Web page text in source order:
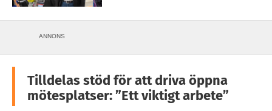
ANNONS
Tilldelas stöd för att driva öppna
mötesplatser: ”Ett viktigt arbete”